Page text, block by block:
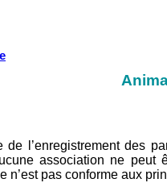
l’enregistrement des
association ne
pas conforme aux